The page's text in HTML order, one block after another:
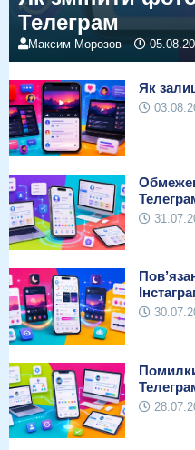
Телеграм
Максим Морозов
Як